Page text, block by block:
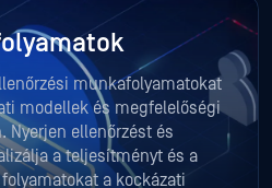
munkafolyamatokat
modellek és megfelelőségi
Nyerjen ellenőrzést és
a teljesítményt és a
a kockázati